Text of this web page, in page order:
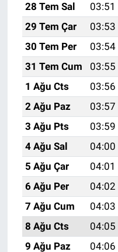
28 Tem Sal
03:51
29 Tem Çar
03:53
30 Tem Per
03:54
31 Tem Cum
03:55
1 Ağu Cts
03:56
2 Ağu Paz
03:57
3 Ağu Pts
03:59
4 Ağu Sal
04:00
5 Ağu Çar
04:01
6 Ağu Per
04:02
7 Ağu Cum
04:03
8 Ağu Cts
04:05
9 Ağu Paz
04:06